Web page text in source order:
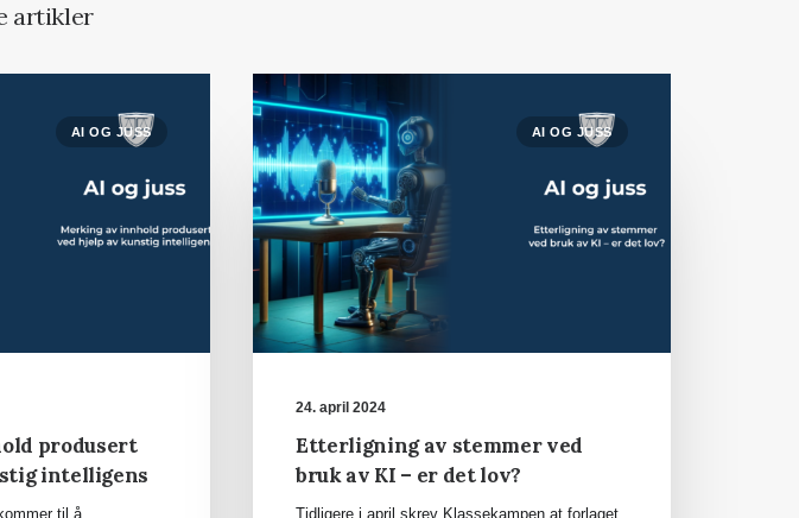
artikler
AI OG JUSS
produsert
intelligens
til å
AI OG JUSS
24. april 2024
Etterligning av stemmer ved
bruk av KI – er det lov?
Tidligere i april skrev Klassekampen at forlaget